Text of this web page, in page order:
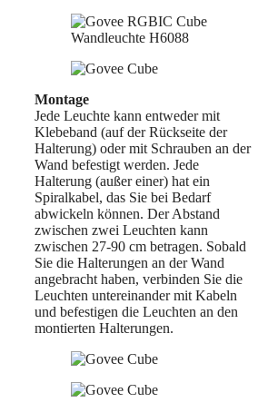
Montage
Jede Leuchte kann entweder mit
Klebeband (auf der Rückseite der
Halterung) oder mit Schrauben an der
Wand befestigt werden. Jede
Halterung (außer einer) hat ein
Spiralkabel, das Sie bei Bedarf
abwickeln können. Der Abstand
zwischen zwei Leuchten kann
zwischen 27-90 cm betragen. Sobald
Sie die Halterungen an der Wand
angebracht haben, verbinden Sie die
Leuchten untereinander mit Kabeln
und befestigen die Leuchten an den
montierten Halterungen.